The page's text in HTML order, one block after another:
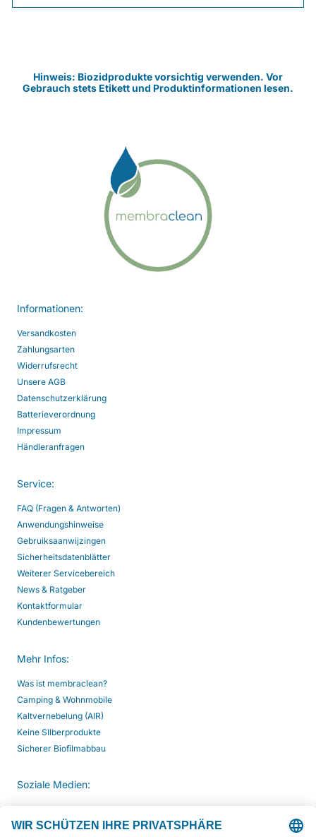
Hinweis: Biozidprodukte vorsichtig verwenden. Vor
Gebrauch stets Etikett und Produktinformationen lesen.
Informationen:
Versandkosten
Zahlungsarten
Widerrufsrecht
Unsere AGB
Datenschutzerklärung
Batterieverordnung
Impressum
Händleranfragen
Service:
FAQ (Fragen & Antworten)
Anwendungshinweise
Gebruiksaanwijzingen
Sicherheitsdatenblätter
Weiterer Servicebereich
News & Ratgeber
Kontaktformular
Kundenbewertungen
Mehr Infos:
Was ist membraclean?
Camping & Wohnmobile
Kaltvernebelung (AIR)
Keine SIlberprodukte
Sicherer Biofilmabbau
Soziale Medien: